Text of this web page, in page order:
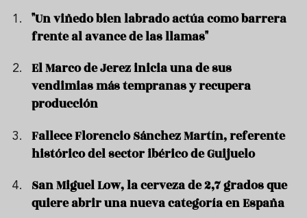
"Un viñedo bien labrado actúa como barrera
frente al avance de las llamas"
El Marco de Jerez inicia una de sus
vendimias más tempranas y recupera
producción
Fallece Florencio Sánchez Martín, referente
histórico del sector ibérico de Guijuelo
San Miguel Low, la cerveza de 2,7 grados que
quiere abrir una nueva categoría en España